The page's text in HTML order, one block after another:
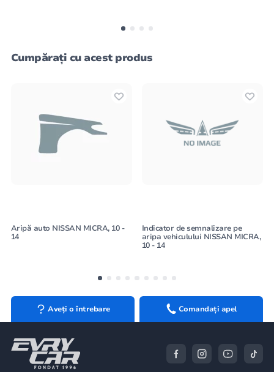
Cumpărați cu acest produs
Aripă auto NISSAN MICRA, 10 -
14
Indicator de semnalizare pe
aripa vehiculului NISSAN MICRA,
10 - 14
Aveți o întrebare Comandați apel